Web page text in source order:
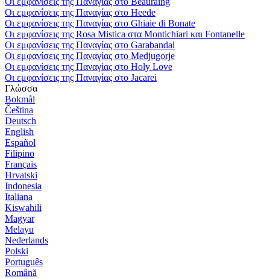
Οι εμφανίσεις της Παναγίας στο Heede
Οι εμφανίσεις της Παναγίας στο Ghiaie di Bonate
Οι εμφανίσεις της Rosa Mistica στα Montichiari και Fontanelle
Οι εμφανίσεις της Παναγίας στο Garabandal
Οι εμφανίσεις της Παναγίας στο Medjugorje
Οι εμφανίσεις της Παναγίας στο Holy Love
Οι εμφανίσεις της Παναγίας στο Jacarei
Γλώσσα
Bokmål
Čeština
Deutsch
English
Español
Filipino
Français
Hrvatski
Indonesia
Italiana
Kiswahili
Magyar
Melayu
Nederlands
Polski
Português
Română